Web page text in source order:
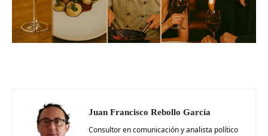
Juan Francisco Rebollo García
Consultor en comunicación y analista político